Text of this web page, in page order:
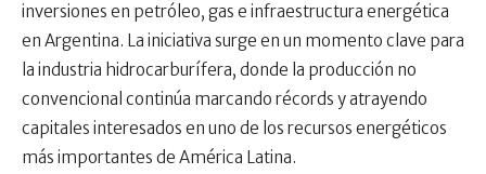
inversiones en petróleo, gas e infraestructura energética
en Argentina. La iniciativa surge en un momento clave para
la industria hidrocarburífera, donde la producción no
convencional continúa marcando récords y atrayendo
capitales interesados en uno de los recursos energéticos
más importantes de América Latina.